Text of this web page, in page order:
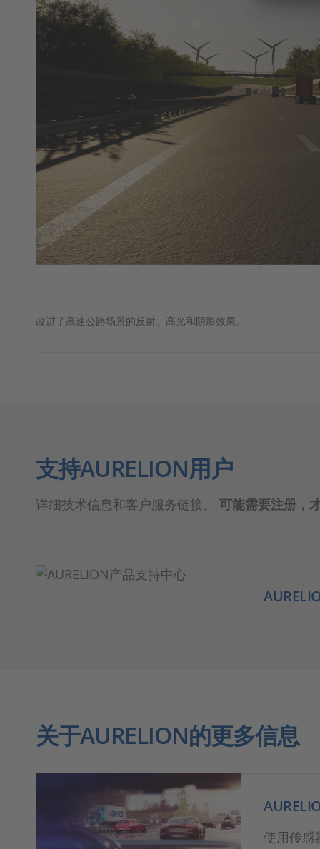
改进了高速公路场景的反射、高光和阴影效果。
支持AURELION用户
详细技术信息和客户服务链接。 可能需要注册，
关于AURELION的更多信息
使用传感